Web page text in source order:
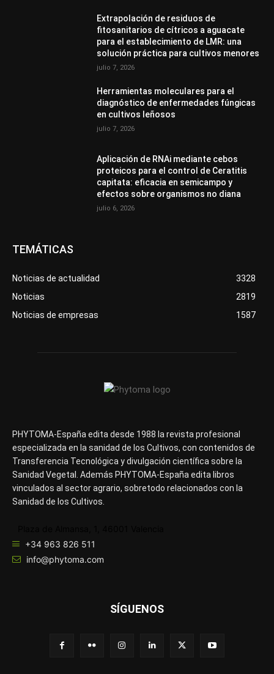
Extrapolación de residuos de
fitosanitarios de cítricos a aguacate
para el establecimiento de LMR: una
solución práctica para cultivos menores
julio 7, 2026
Herramientas moleculares para el
diagnóstico de enfermedades fúngicas
en cultivos leñosos
julio 7, 2026
Aplicación de RNAi mediante cebos
proteicos para el control de Ceratitis
capitata: eficacia en semicampo y
efectos sobre organismos no diana
julio 6, 2026
TEMÁTICAS
Noticias de actualidad
3328
Noticias
2819
Noticias de empresas
1587
PHYTOMA-España edita desde 1988 la revista profesional
especializada en la sanidad de los Cultivos, con contenidos de
Transferencia Tecnológica y divulgación científica sobre la
Sanidad Vegetal. Además PHYTOMA-España edita libros
vinculados al sector agrario, sobretodo relacionados con la
Sanidad de los Cultivos.
+34 963 826 511
info@phytoma.com
SÍGUENOS